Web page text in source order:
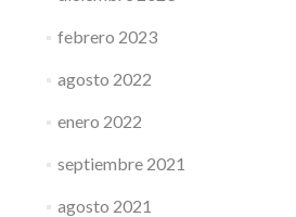
febrero 2023
agosto 2022
enero 2022
septiembre 2021
agosto 2021